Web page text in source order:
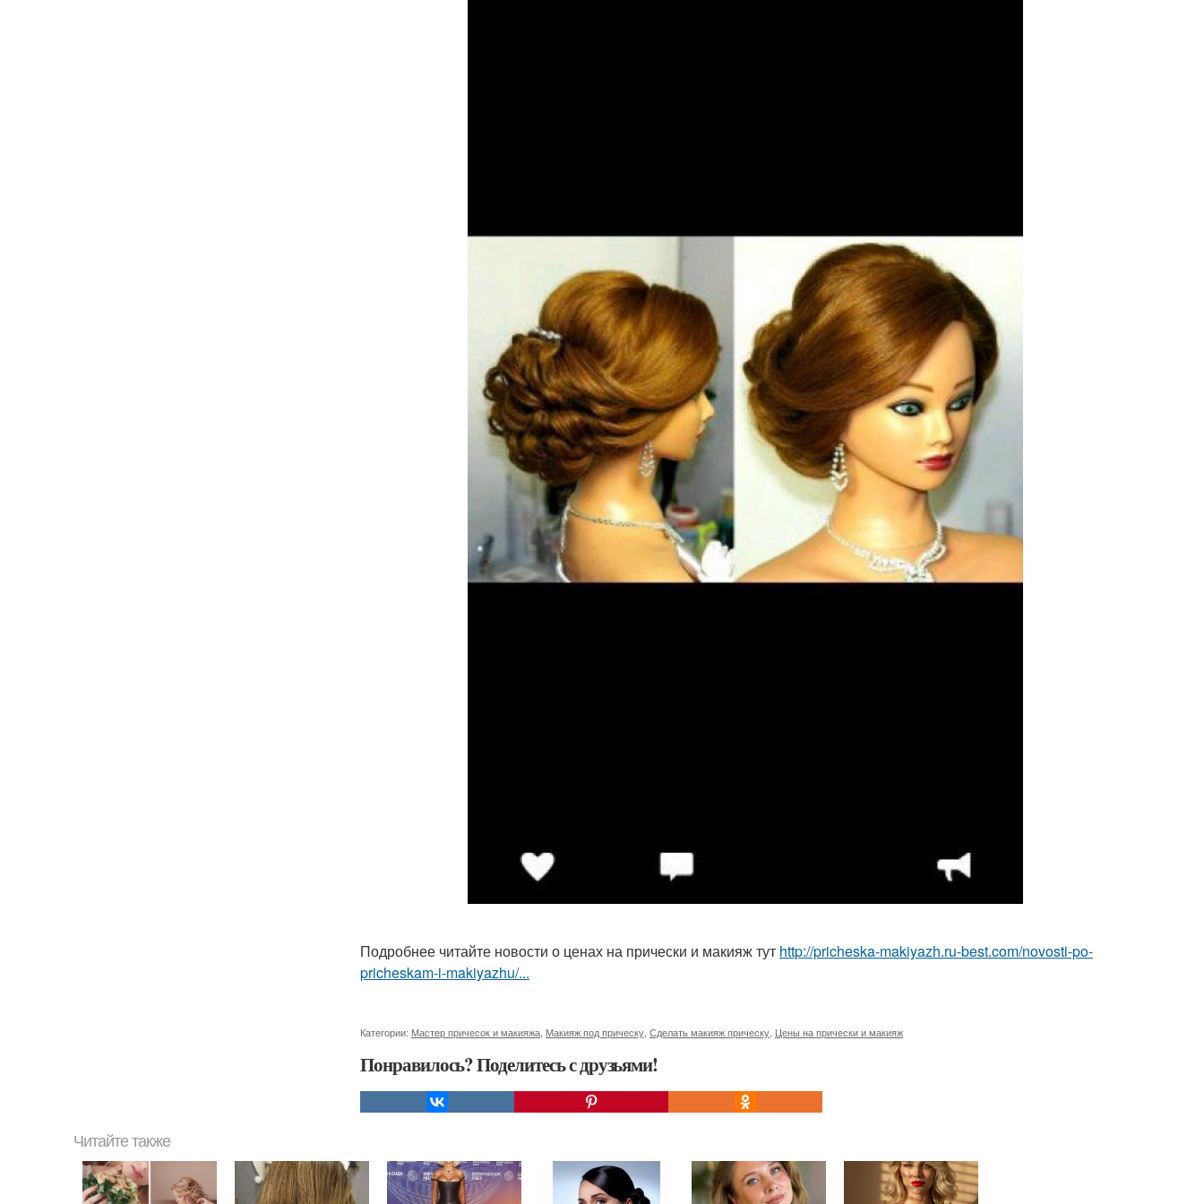
Подробнее читайте новости о ценах на прически и макияж тут http://pricheska-makiyazh.ru-best.com/novosti-po-
pricheskam-i-makiyazhu/...
Категории: Мастер причесок и макияжа Макияж под прическу Сделать макияж прическу Цены на прически и макияж
Понравилось? Поделитесь с друзьями!
Читайте также